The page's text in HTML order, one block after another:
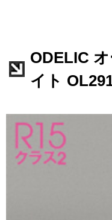
ODELIC
イト